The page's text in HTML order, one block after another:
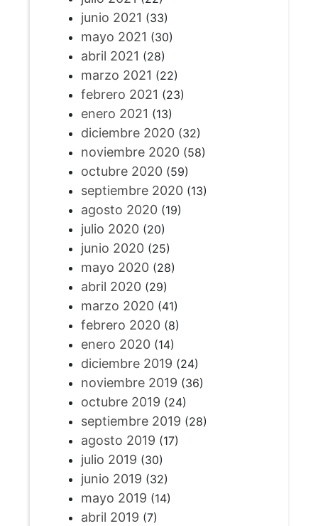
junio 2021 (33)
mayo 2021 (30)
abril 2021 (28)
marzo 2021 (22)
febrero 2021 (23)
enero 2021 (13)
diciembre 2020(32)
noviembre 2020(58)
octubre 2020(59)
septiembre 2020(13)
agosto 2020(19)
julio 2020(20)
junio 2020(25)
mayo 2020(28)
abril 2020(29)
marzo 2020(41)
febrero 2020(8)
enero 2020(14)
diciembre 2019 (24)
noviembre 2019 (36)
octubre 2019 (24)
septiembre 2019 (28)
agosto 2019 (17)
julio 2019 (30)
junio 2019 (32)
mayo 2019 (14)
abril 2019 (7)